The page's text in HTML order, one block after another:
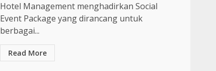
Hotel Management menghadirkan Social
Event Package yang dirancang untuk
berbagai...
Read More